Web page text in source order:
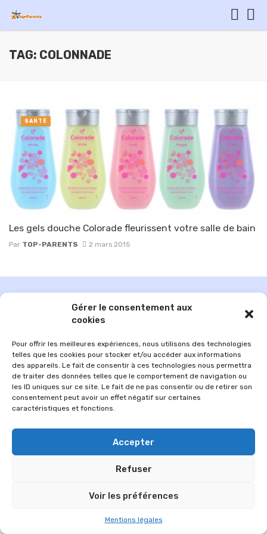
Gérer le consentement aux
cookies
Pour offrir les meilleures expériences, nous utilisons des technologies
telles que les cookies pour stocker et/ou accéder aux informations
des appareils. Le fait de consentir à ces technologies nous permettra
de traiter des données telles que le comportement de navigation ou
les ID uniques sur ce site. Le fait de ne pas consentir ou de retirer son
consentement peut avoir un effet négatif sur certaines
caractéristiques et fonctions.
Accepter
Refuser
Voir les préférences
Mentions légales
TAG: COLONNADE
Les gels douche Colorade fleurissent votre salle de bain
Par TOP-PARENTS 2 mars 2015
SANTÉ
MENTIONS LÉGALES